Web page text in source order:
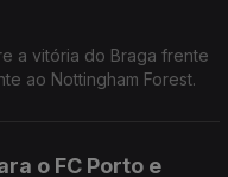
a vitória do Braga frente
ao Nottingham Forest.
o FC Porto e